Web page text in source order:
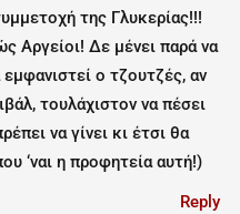
της Γλυκερίας!!!
Αργείοι! Δε μένει παρά να
ο τζουτζές, αν
τουλάχιστον να πέσει
να γίνει κι έτσι θα
‘ναι η προφητεία αυτή!)
Reply